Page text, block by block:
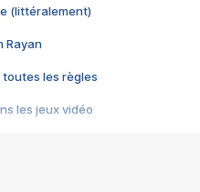
(littéralement)
Rayan
toutes les règles
les jeux vidéo